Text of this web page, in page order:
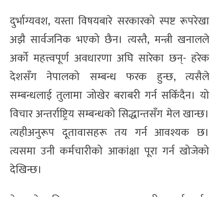
दुर्भाग्यवश, यस्ता विषयबारे सरकारको स्पष्ट रूपरेखा
अझै सार्वजनिक भएको छैन। त्यस्तै, मन्त्री खनालले
अर्को महत्त्वपूर्ण अवधारणा अघि सारेका छन्- हरेक
देशसँग नेपालको सम्बन्ध फरक हुन्छ, त्यसैले
सम्बन्धलाई तुलामा जोखेर बराबरी गर्न सकिँदैन। यो
विचार अन्तर्राष्ट्रिय सम्बन्धको सिद्धान्तसँग मेल खान्छ।
त्यहीअनुरूप दूतावासहरू तय गर्न आवश्यक छ।
त्यसमा उनी कर्मचारीको आकांक्षा पूरा गर्न खोजेको
देखिन्छ।